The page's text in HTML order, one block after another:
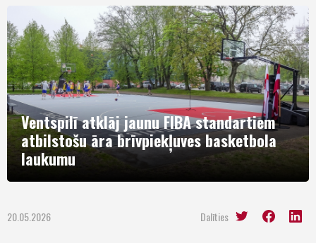
Ventspilī atklāj jaunu FIBA standartiem
atbilstošu āra brīvpiekļuves basketbola
laukumu
20.05.2026 Dalīties